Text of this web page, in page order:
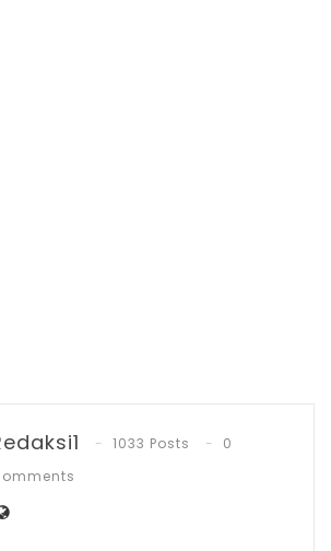
penjabaran dari Visi,
kepala daerah yang
Sasaran, Strategi, Arah
1033 Posts
0